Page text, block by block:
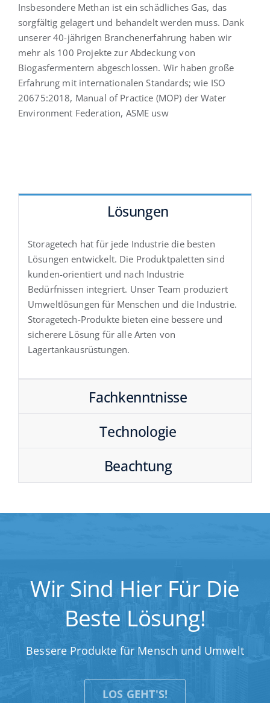
Insbesondere Methan ist ein schädliches Gas, das
sorgfältig gelagert und behandelt werden muss. Dank
unserer 40-jährigen Branchenerfahrung haben wir
mehr als 100 Projekte zur Abdeckung von
Biogasfermentern abgeschlossen. Wir haben große
Erfahrung mit internationalen Standards; wie ISO
20675:2018, Manual of Practice (MOP) der Water
Environment Federation, ASME usw
Lösungen
Storagetech hat für jede Industrie die besten
Lösungen entwickelt. Die Produktpaletten sind
kunden-orientiert und nach Industrie
Bedürfnissen integriert. Unser Team produziert
Umweltlösungen für Menschen und die Industrie.
Storagetech-Produkte bieten eine bessere und
sicherere Lösung für alle Arten von
Lagertankausrüstungen.
Fachkenntnisse
Technologie
Beachtung
Wir Sind Hier Für Die
Beste Lösung!
Bessere Produkte für Mensch und Umwelt
LOS GEHT'S!